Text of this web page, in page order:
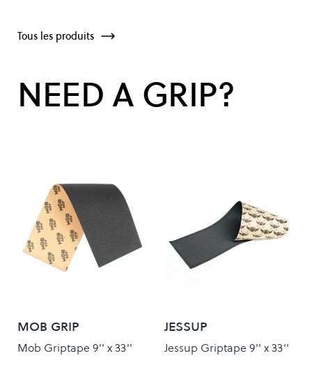
Tous les produits
NEED A GRIP?
MOB GRIP
Mob Griptape 9'' x 33''
JESSUP
Jessup Griptape 9'' x 33''